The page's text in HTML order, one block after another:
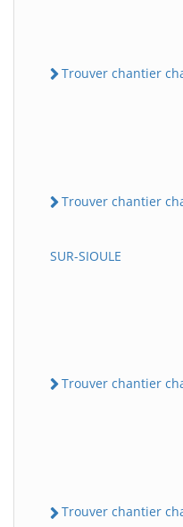
Trouver chantier
Trouver chantier
SUR-SIOULE
Trouver chantier
Trouver chantier